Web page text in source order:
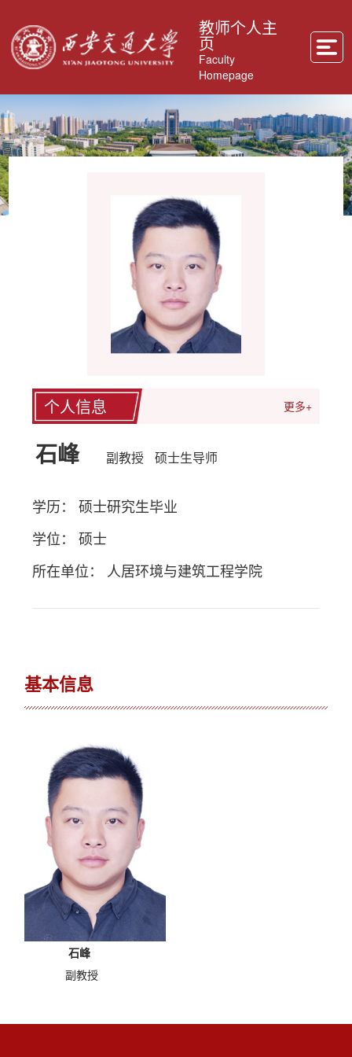
教师个人主
页
Faculty
Homepage
个人信息 更多+
石峰 副教授 硕士生导师
学历： 硕士研究生毕业
学位： 硕士
所在单位： 人居环境与建筑工程学院
基本信息
石峰
副教授